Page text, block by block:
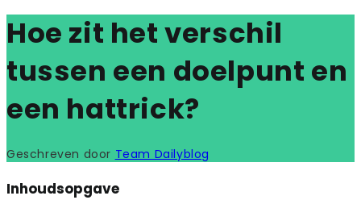
Hoe zit het verschil
tussen een doelpunt en
een hattrick?
Geschreven door Team Dailyblog
Inhoudsopgave